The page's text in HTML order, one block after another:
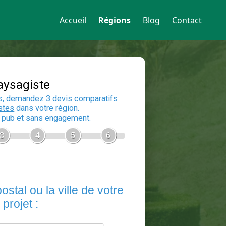
Accueil Régions Blog Contact
Devis Paysagiste
En 5 minutes, demandez
auxpaysagistesdans votre région.
Gratuit, sans pub et sans engagement.